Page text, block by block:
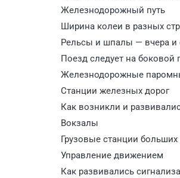
Железнодорожный путь
Ширина колеи в разных
Рельсы и шпалы — вчера и
Поезд следует на боковой
Железнодорожные
Станции железных дорог
Как возникли и
Вокзалы
Грузовые станции больших
Управление движением
Как развивались